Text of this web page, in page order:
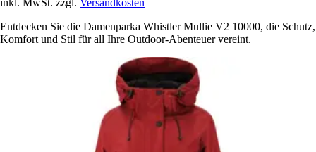
inkl. MwSt. zzgl. Versandkosten
Entdecken Sie die Damenparka Whistler Mullie V2 10000, die Schutz,
Komfort und Stil für all Ihre Outdoor-Abenteuer vereint.